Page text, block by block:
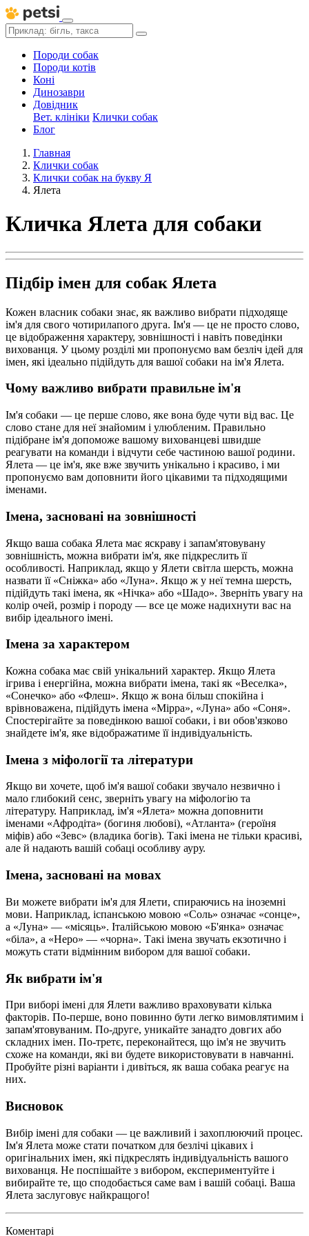
Породи собак
Породи котів
Коні
Динозаври
Довідник
Вет. клініки Клички собак
Блог
Главная
Клички собак
Клички собак на букву Я
Ялета
Кличка Ялета для собаки
Підбір імен для собак Ялета
Кожен власник собаки знає, як важливо вибрати підходяще
ім'я для свого чотирилапого друга. Ім'я — це не просто слово,
це відображення характеру, зовнішності і навіть поведінки
вихованця. У цьому розділі ми пропонуємо вам безліч ідей для
імен, які ідеально підійдуть для вашої собаки на ім'я Ялета.
Чому важливо вибрати правильне ім'я
Ім'я собаки — це перше слово, яке вона буде чути від вас. Це
слово стане для неї знайомим і улюбленим. Правильно
підібране ім'я допоможе вашому вихованцеві швидше
реагувати на команди і відчути себе частиною вашої родини.
Ялета — це ім'я, яке вже звучить унікально і красиво, і ми
пропонуємо вам доповнити його цікавими та підходящими
іменами.
Імена, засновані на зовнішності
Якщо ваша собака Ялета має яскраву і запам'ятовувану
зовнішність, можна вибрати ім'я, яке підкреслить її
особливості. Наприклад, якщо у Ялети світла шерсть, можна
назвати її «Сніжка» або «Луна». Якщо ж у неї темна шерсть,
підійдуть такі імена, як «Нічка» або «Шадо». Зверніть увагу на
колір очей, розмір і породу — все це може надихнути вас на
вибір ідеального імені.
Імена за характером
Кожна собака має свій унікальний характер. Якщо Ялета
ігрива і енергійна, можна вибрати імена, такі як «Веселка»,
«Сонечко» або «Флеш». Якщо ж вона більш спокійна і
врівноважена, підійдуть імена «Мірра», «Луна» або «Соня».
Спостерігайте за поведінкою вашої собаки, і ви обов'язково
знайдете ім'я, яке відображатиме її індивідуальність.
Імена з міфології та літератури
Якщо ви хочете, щоб ім'я вашої собаки звучало незвично і
мало глибокий сенс, зверніть увагу на міфологію та
літературу. Наприклад, ім'я «Ялета» можна доповнити
іменами «Афродіта» (богиня любові), «Атланта» (героїня
міфів) або «Зевс» (владика богів). Такі імена не тільки красиві,
але й надають вашій собаці особливу ауру.
Імена, засновані на мовах
Ви можете вибрати ім'я для Ялети, спираючись на іноземні
мови. Наприклад, іспанською мовою «Соль» означає «сонце»,
а «Луна» — «місяць». Італійською мовою «Б'янка» означає
«біла», а «Неро» — «чорна». Такі імена звучать екзотично і
можуть стати відмінним вибором для вашої собаки.
Як вибрати ім'я
При виборі імені для Ялети важливо враховувати кілька
факторів. По-перше, воно повинно бути легко вимовлятимим і
запам'ятовуваним. По-друге, уникайте занадто довгих або
складних імен. По-третє, переконайтеся, що ім'я не звучить
схоже на команди, які ви будете використовувати в навчанні.
Пробуйте різні варіанти і дивіться, як ваша собака реагує на
них.
Висновок
Вибір імені для собаки — це важливий і захоплюючий процес.
Ім'я Ялета може стати початком для безлічі цікавих і
оригінальних імен, які підкреслять індивідуальність вашого
вихованця. Не поспішайте з вибором, експериментуйте і
вибирайте те, що сподобається саме вам і вашій собаці. Ваша
Ялета заслуговує найкращого!
Коментарі